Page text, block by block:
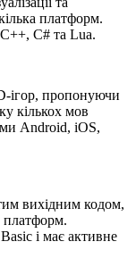
платформ.
C# та Lua.
ігор, пропонуючи
кількох мов
Android, iOS,
вихідним кодом,
платформ.
і має активне